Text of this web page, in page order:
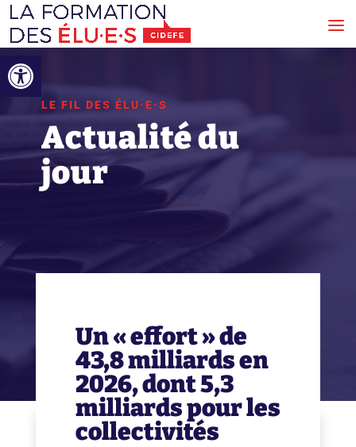
Ouvrir la barre d’outils
LE FIL DES ÉLU·E·S
Actualité du
jour
Un « effort » de
43,8 milliards en
2026, dont 5,3
milliards pour les
collectivités